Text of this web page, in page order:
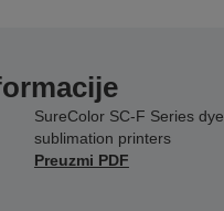
SureColor SC-F Series dye
sublimation printers
Preuzmi PDF